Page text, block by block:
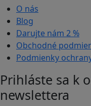
O nás
Blog
Darujte nám 2 %
Obchodné
Podmienky
Prihláste sa k
newslettera